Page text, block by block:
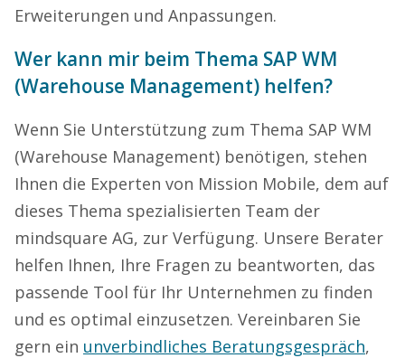
Erweiterungen und Anpassungen.
Wer kann mir beim Thema SAP WM
(Warehouse Management) helfen?
Wenn Sie Unterstützung zum Thema SAP WM
(Warehouse Management) benötigen, stehen
Ihnen die Experten von Mission Mobile, dem auf
dieses Thema spezialisierten Team der
mindsquare AG, zur Verfügung. Unsere Berater
helfen Ihnen, Ihre Fragen zu beantworten, das
passende Tool für Ihr Unternehmen zu finden
und es optimal einzusetzen. Vereinbaren Sie
gern ein unverbindliches Beratungsgespräch,